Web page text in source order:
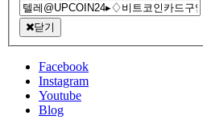
닫기
Facebook
Instagram
Youtube
Blog